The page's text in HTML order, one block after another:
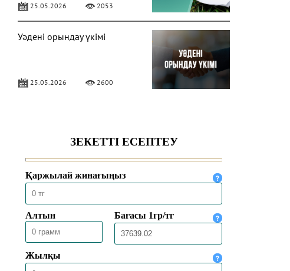
25.05.2026 2053
Уәдені орындау үкімі
25.05.2026 2600
09.01.2026 10630
ФОЛЛОВЕР САНЫН АҚЫҒА
АРТТЫРУДЫҢ ҮКІМІ
09.01.2026